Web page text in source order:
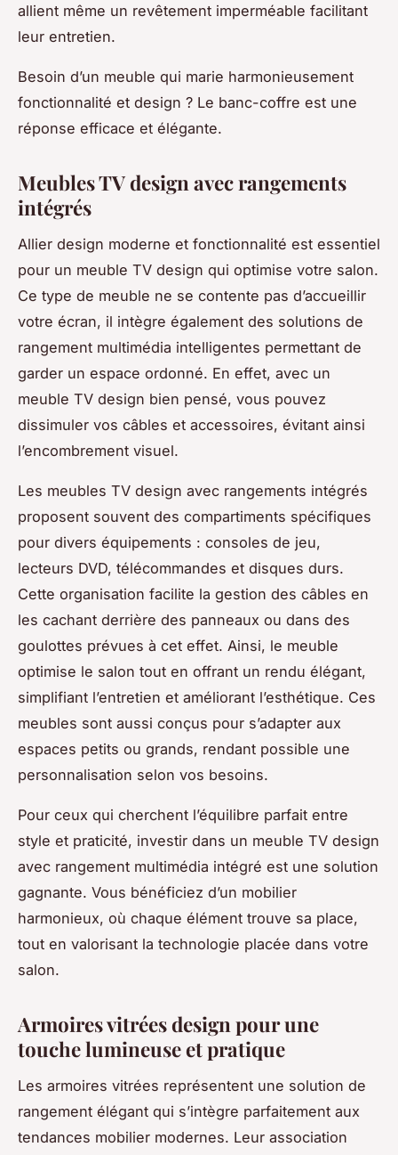
allient même un revêtement imperméable facilitant
leur entretien.
Besoin d’un meuble qui marie harmonieusement
fonctionnalité et design ? Le banc-coffre est une
réponse efficace et élégante.
Meubles TV design avec rangements
intégrés
Allier design moderne et fonctionnalité est essentiel
pour un meuble TV design qui optimise votre salon.
Ce type de meuble ne se contente pas d’accueillir
votre écran, il intègre également des solutions de
rangement multimédia intelligentes permettant de
garder un espace ordonné. En effet, avec un
meuble TV design bien pensé, vous pouvez
dissimuler vos câbles et accessoires, évitant ainsi
l’encombrement visuel.
Les meubles TV design avec rangements intégrés
proposent souvent des compartiments spécifiques
pour divers équipements : consoles de jeu,
lecteurs DVD, télécommandes et disques durs.
Cette organisation facilite la gestion des câbles en
les cachant derrière des panneaux ou dans des
goulottes prévues à cet effet. Ainsi, le meuble
optimise le salon tout en offrant un rendu élégant,
simplifiant l’entretien et améliorant l’esthétique. Ces
meubles sont aussi conçus pour s’adapter aux
espaces petits ou grands, rendant possible une
personnalisation selon vos besoins.
Pour ceux qui cherchent l’équilibre parfait entre
style et praticité, investir dans un meuble TV design
avec rangement multimédia intégré est une solution
gagnante. Vous bénéficiez d’un mobilier
harmonieux, où chaque élément trouve sa place,
tout en valorisant la technologie placée dans votre
salon.
Armoires vitrées design pour une
touche lumineuse et pratique
Les armoires vitrées représentent une solution de
rangement élégant qui s’intègre parfaitement aux
tendances mobilier modernes. Leur association